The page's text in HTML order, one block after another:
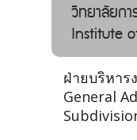
วิทยาลัยก
Institute
ฝ่ายบริหาร
General